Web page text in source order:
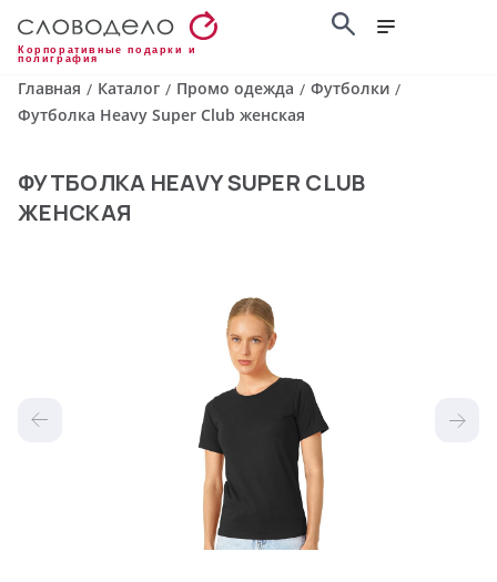
Корпоративные подарки и
полиграфия
Главная / Каталог / Промо одежда / Футболки /
Футболка Heavy Super Club женская
ФУТБОЛКА HEAVY SUPER CLUB
ЖЕНСКАЯ